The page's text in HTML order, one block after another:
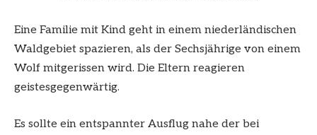
Eine Familie mit Kind geht in einem niederländischen
Waldgebiet spazieren, als der Sechsjährige von einem
Wolf mitgerissen wird. Die Eltern reagieren
geistesgegenwärtig.
Es sollte ein entspannter Ausflug nahe der bei